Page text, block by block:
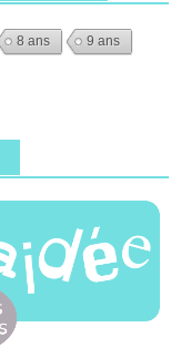
8 ans 9 ans